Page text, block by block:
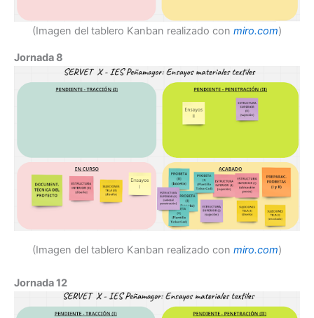
(Imagen del tablero Kanban realizado con miro.com)
Jornada 8
(Imagen del tablero Kanban realizado con miro.com)
Jornada 12